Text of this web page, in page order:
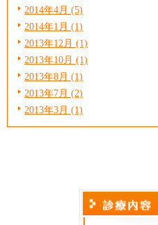
2014年4月 (5)
2014年1月 (1)
2013年12月 (1)
2013年10月 (1)
2013年8月 (1)
2013年7月 (2)
2013年3月 (1)